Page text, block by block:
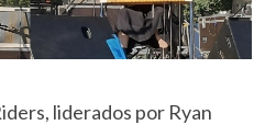
liderados por Ryan